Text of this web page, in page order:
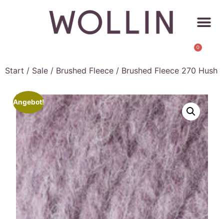
0
Start / Sale / Brushed Fleece / Brushed Fleece 270 Hush
Angebot!